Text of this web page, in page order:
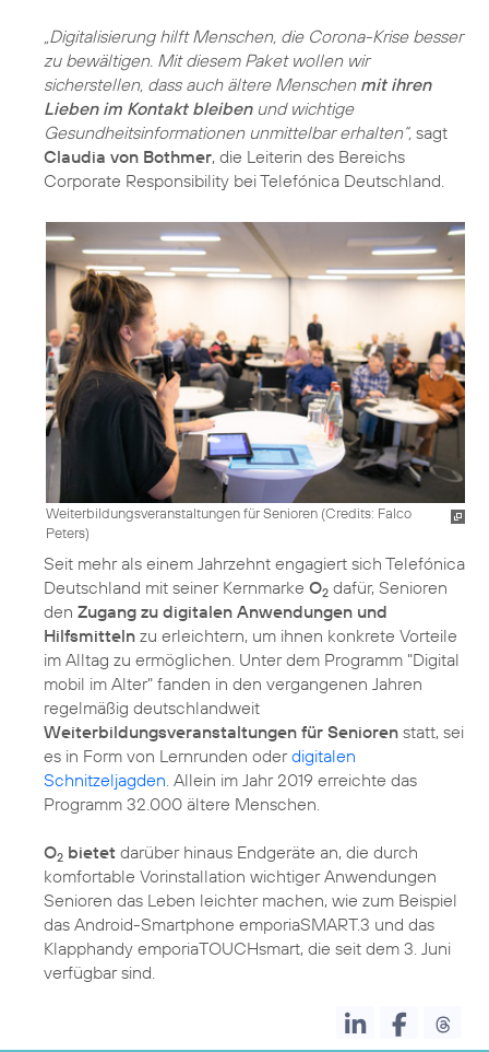
„Digitalisierung hilft Menschen, die Corona-Krise besser
zu bewältigen. Mit diesem Paket wollen wir
sicherstellen, dass auch ältere Menschen mit ihren
Lieben im Kontakt bleibenund wichtige
Gesundheitsinformationen unmittelbar erhalten“, sagt
Claudia von Bothmer, die Leiterin des Bereichs
Weiterbildungsveranstaltungen für Senioren (Credits: Falco
Peters)
Seit mehr als einem Jahrzehnt engagiert sich Telefónica
Deutschland mit seiner Kernmarke O2 dafür, Senioren
den Zugang zu digitalen Anwendungen und
Hilfsmitteln zu erleichtern, um ihnen konkrete Vorteile
im Alltag zu ermöglichen. Unter dem Programm "Digital
mobil im Alter" fanden in den vergangenen Jahren
regelmäßig deutschlandweit
Weiterbildungsveranstaltungen für Senioren statt, sei
es in Form von Lernrunden oderdigitalen
Schnitzeljagden . Allein im Jahr 2019 erreichte das
Programm 32.000 ältere Menschen.
O2 bietet darüber hinaus Endgeräte an, die durch
komfortable Vorinstallation wichtiger Anwendungen
Senioren das Leben leichter machen, wie zum Beispiel
das Android-Smartphone emporiaSMART.3 und das
Klapphandy emporiaTOUCHsmart, die seit dem 3. Juni
verfügbar sind.